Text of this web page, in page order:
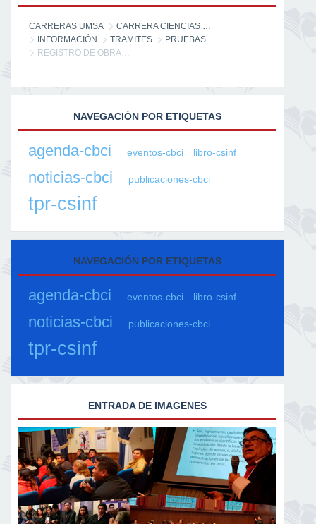
CARRERAS UMSA
CARRERA CIENCIAS DE LA INFORMACIÓN
INFORMACIÓN
TRAMITES
PRUEBAS
REGISTRO DE OBRAS LITERARIAS EN BOLIVIA
NAVEGACIÓN POR ETIQUETAS
agenda-cbci eventos-cbci libro-csinf
noticias-cbci publicaciones-cbci
tpr-csinf
NAVEGACIÓN POR ETIQUETAS
agenda-cbci eventos-cbci libro-csinf
noticias-cbci publicaciones-cbci
tpr-csinf
ENTRADA DE IMAGENES